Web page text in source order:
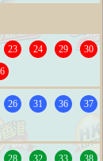
23 24 29
30
26 31 36
37